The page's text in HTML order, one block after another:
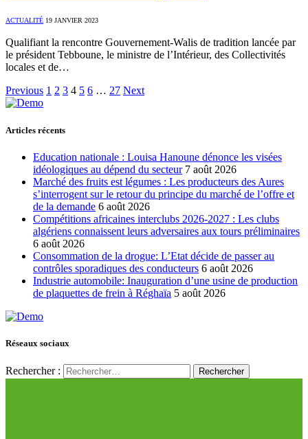
ACTUALITÉ 19 JANVIER 2023
Qualifiant la rencontre Gouvernement-Walis de tradition lancée par
le président Tebboune, le ministre de l’Intérieur, des Collectivités
locales et de…
Previous 1 2 3 4 5 6 … 27 Next
Articles récents
Education nationale : Louisa Hanoune dénonce les visées
idéologiques au dépend du secteur 7 août 2026
Marché des fruits est légumes : Les producteurs des Aures
s’interrogent sur le retour du principe du marché de l’offre et
de la demande 6 août 2026
Compétitions africaines interclubs 2026-2027 : Les clubs
algériens connaissent leurs adversaires aux tours préliminaires
6 août 2026
Consommation de la drogue: L’Etat décide de passer au
contrôles sporadiques des conducteurs 6 août 2026
Industrie automobile: Inauguration d’une usine de production
de plaquettes de frein à Réghaïa 5 août 2026
Réseaux sociaux
Rechercher :